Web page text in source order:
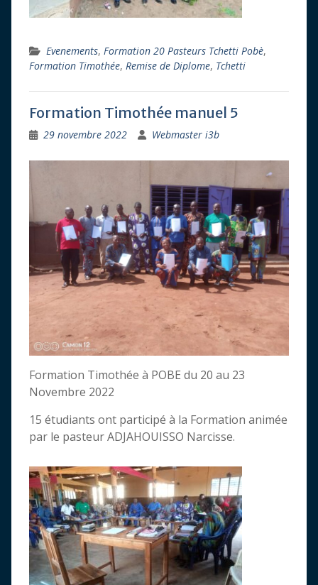
Evenements, Formation 20 Pasteurs Tchetti Pobè,
Formation Timothée, Remise de Diplome, Tchetti
Formation Timothée manuel 5
29 novembre 2022 Webmaster i3b
Formation Timothée à POBE du 20 au 23
Novembre 2022
15 étudiants ont participé à la Formation animée
par le pasteur ADJAHOUISSO Narcisse.